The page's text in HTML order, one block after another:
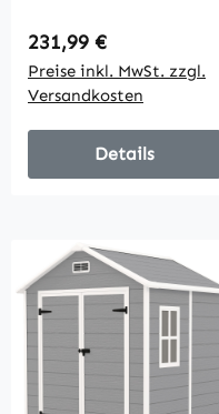
wetterbeständig,
inkl. Regale, 161,5
cm x 94,5 cm x 196
cm, Schwarz
Regulärer Preis:
231,99 €
Preise inkl. MwSt. zzgl.
Versandkosten
Details